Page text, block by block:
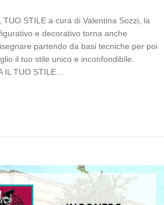
TUO STILE a cura di Valentina Sozzi, la
e decorativo torna anche
partendo da basi tecniche per poi
il tuo stile unico e inconfondibile.
TUO STILE...